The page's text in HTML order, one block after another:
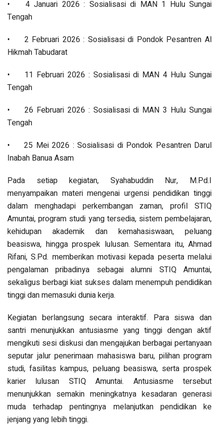
•
4 Januari 2026 : Sosialisasi di MAN 1 Hulu Sungai
Tengah
•
2 Februari 2026 : Sosialisasi di Pondok Pesantren Al
Hikmah Tabudarat
•
11 Februari 2026 : Sosialisasi di MAN 4 Hulu Sungai
Tengah
•
26 Februari 2026 : Sosialisasi di MAN 3 Hulu Sungai
Tengah
•
25 Mei 2026 : Sosialisasi di Pondok Pesantren Darul
Inabah Banua Asam
Pada setiap kegiatan, Syahabuddin Nur, M.Pd.I
menyampaikan materi mengenai urgensi pendidikan tinggi
dalam menghadapi perkembangan zaman, profil STIQ
Amuntai, program studi yang tersedia, sistem pembelajaran,
kehidupan akademik dan kemahasiswaan, peluang
beasiswa, hingga prospek lulusan. Sementara itu, Ahmad
Rifani, S.Pd. memberikan motivasi kepada peserta melalui
pengalaman pribadinya sebagai alumni STIQ Amuntai,
sekaligus berbagi kiat sukses dalam menempuh pendidikan
tinggi dan memasuki dunia kerja.
Kegiatan berlangsung secara interaktif. Para siswa dan
santri menunjukkan antusiasme yang tinggi dengan aktif
mengikuti sesi diskusi dan mengajukan berbagai pertanyaan
seputar jalur penerimaan mahasiswa baru, pilihan program
studi, fasilitas kampus, peluang beasiswa, serta prospek
karier lulusan STIQ Amuntai. Antusiasme tersebut
menunjukkan semakin meningkatnya kesadaran generasi
muda terhadap pentingnya melanjutkan pendidikan ke
jenjang yang lebih tinggi.